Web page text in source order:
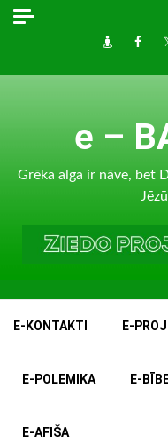
Skip
Draugiem
e –
Grēka alga ir nāve, bet
E-KONTAKTI E-
E-POLEMIKA E-
E-AFIŠA